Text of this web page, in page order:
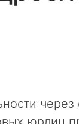
через